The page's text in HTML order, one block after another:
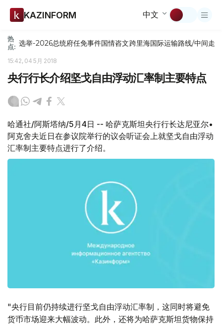
KAZINFORM 中文
热
点: 选举-2026总统府任免事件国情咨文跨里海国际运输路线/中间走廊
15:42, 04 5月 2018
央行行长介绍坚戈自由浮动汇率制主要特点
哈通社/阿斯塔纳/5月4日 -- 哈萨克斯坦央行行长达尼亚尔•
阿克舍夫近日在参议院举行的议会听证会上就坚戈自由浮动
汇率制主要特点进行了介绍。
"央行目前仍持续进行坚戈自由浮动汇率制，这同时将避免
货币市场迎来大幅波动。此外，还将为哈萨克斯坦货物保持